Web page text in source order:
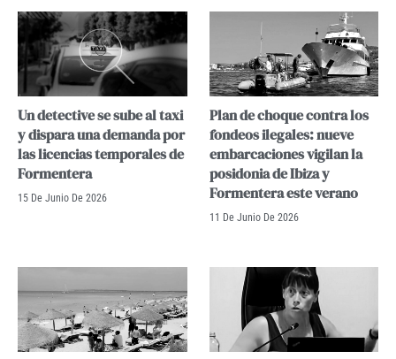
Un detective se sube al taxi
y dispara una demanda por
las licencias temporales de
Formentera
15 De Junio De 2026
Plan de choque contra los
fondeos ilegales: nueve
embarcaciones vigilan la
posidonia de Ibiza y
Formentera este verano
11 De Junio De 2026